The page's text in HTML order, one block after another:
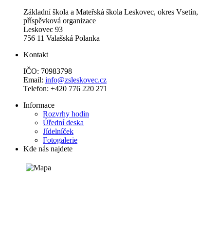
Základní škola a Mateřská škola Leskovec, okres Vsetín,
příspěvková organizace
Leskovec 93
756 11 Valašská Polanka
Kontakt
IČO: 70983798
Email: info@zsleskovec.cz
Telefon: +420 776 220 271
Informace
Rozvrhy hodin
Úřední deska
Jídelníček
Fotogalerie
Kde nás najdete